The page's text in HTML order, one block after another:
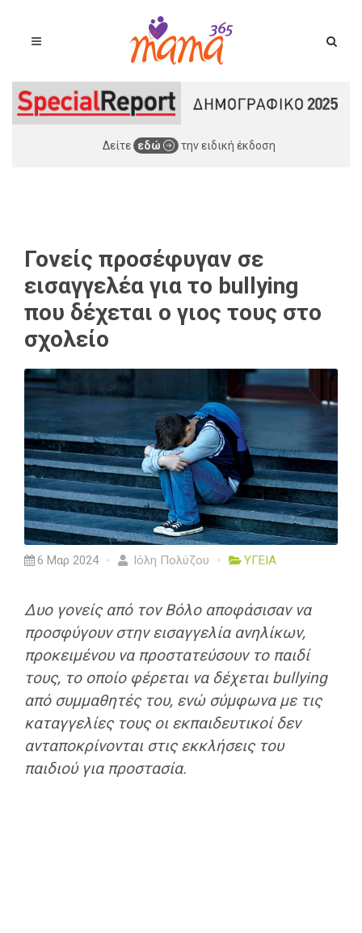
Δείτε εδώ την ειδική έκδοση
Γονείς προσέφυγαν σε
εισαγγελέα για το bullying
που δέχεται ο γιος τους στο
σχολείο
6 Μαρ 2024 Ιόλη Πολύζου ΥΓΕΙΑ
Δυο γονείς από τον Βόλο αποφάσισαν να
προσφύγουν στην εισαγγελία ανηλίκων,
προκειμένου να προστατεύσουν το παιδί
τους, το οποίο φέρεται να δέχεται bullying
από συμμαθητές του, ενώ σύμφωνα με τις
καταγγελίες τους οι εκπαιδευτικοί δεν
ανταποκρίνονται στις εκκλήσεις του
παιδιού για προστασία.